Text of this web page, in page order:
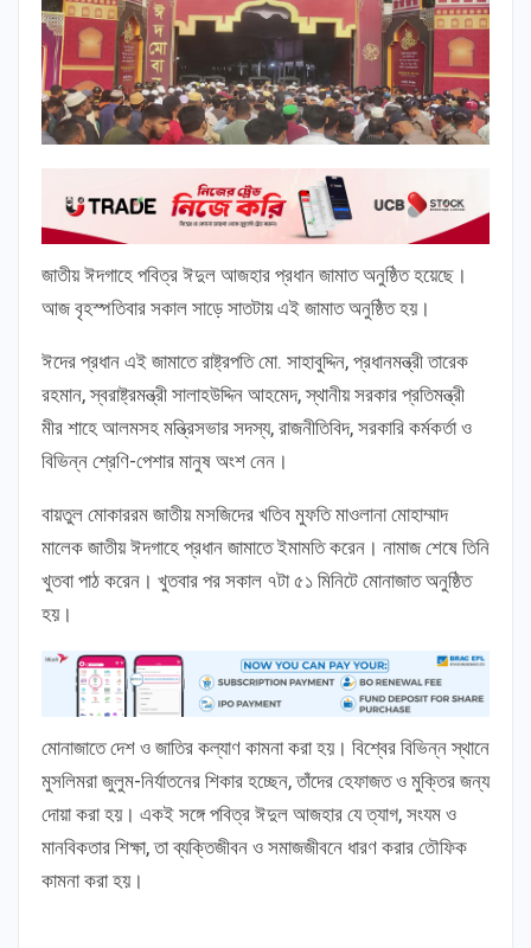
জাতীয় ঈদগাহে পবিত্র ঈদুল আজহার প্রধান জামাত অনুষ্ঠিত হয়েছে।
আজ বৃহস্পতিবার সকাল সাড়ে সাতটায় এই জামাত অনুষ্ঠিত হয়।
ঈদের প্রধান এই জামাতে রাষ্ট্রপতি মো. সাহাবুদ্দিন, প্রধানমন্ত্রী তারেক
রহমান, স্বরাষ্ট্রমন্ত্রী সালাহউদ্দিন আহমেদ, স্থানীয় সরকার প্রতিমন্ত্রী
মীর শাহে আলমসহ মন্ত্রিসভার সদস্য, রাজনীতিবিদ, সরকারি কর্মকর্তা ও
বিভিন্ন শ্রেণি-পেশার মানুষ অংশ নেন।
বায়তুল মোকাররম জাতীয় মসজিদের খতিব মুফতি মাওলানা মোহাম্মাদ
মালেক জাতীয় ঈদগাহে প্রধান জামাতে ইমামতি করেন। নামাজ শেষে তিনি
খুতবা পাঠ করেন। খুতবার পর সকাল ৭টা ৫১ মিনিটে মোনাজাত অনুষ্ঠিত
হয়।
মোনাজাতে দেশ ও জাতির কল্যাণ কামনা করা হয়। বিশ্বের বিভিন্ন স্থানে
মুসলিমরা জুলুম-নির্যাতনের শিকার হচ্ছেন, তাঁদের হেফাজত ও মুক্তির জন্য
দোয়া করা হয়। একই সঙ্গে পবিত্র ঈদুল আজহার যে ত্যাগ, সংযম ও
মানবিকতার শিক্ষা, তা ব্যক্তিজীবন ও সমাজজীবনে ধারণ করার তৌফিক
কামনা করা হয়।